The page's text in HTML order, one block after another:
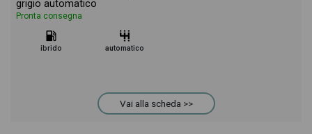
grigio automatico
Pronta consegna
ibrido automatico
Vai alla scheda >>